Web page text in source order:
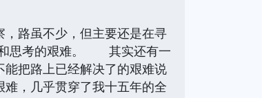
，路虽不少，但主要还是在寻
和思考的艰难。 其实还有一
把路上已经解决了的艰难说
，几乎贯穿了我十五年的全